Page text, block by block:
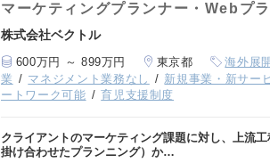
マーケティングプランナー・Webプ
株式会社ベクトル
600万円 ～ 899万円 東京都 海外展
業
マネジメント業務なし 新規事業・新サー
ートワーク可能
育児支援制度
クライアントのマーケティング課題に対し、上流
掛け合わせたプランニング）か…